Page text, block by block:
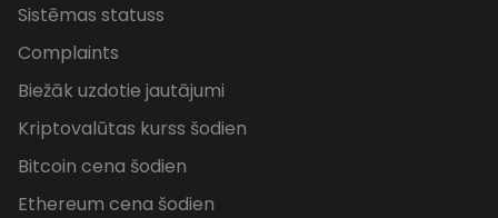
Sistēmas statuss
Complaints
Biežāk uzdotie jautājumi
Kriptovalūtas kurss šodien
Bitcoin cena šodien
Ethereum cena šodien